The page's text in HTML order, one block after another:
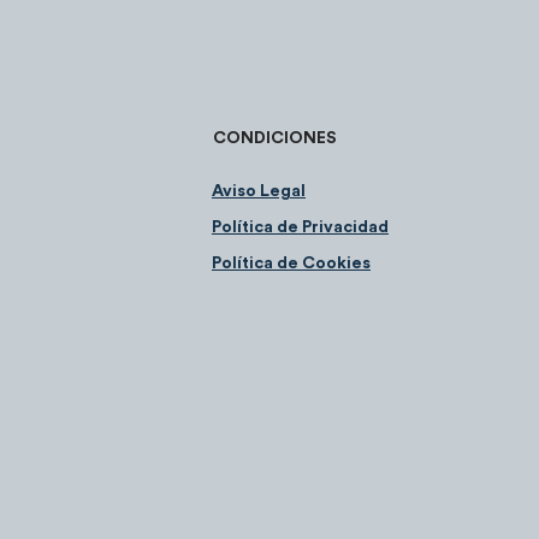
CONDICIONES
Aviso Legal
Política de Privacidad
Política de Cookies